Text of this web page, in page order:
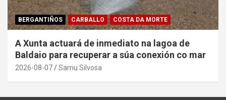
BERGANTIÑOS CARBALLO COSTA DA MORTE
A Xunta actuará de inmediato na lagoa de
Baldaio para recuperar a súa conexión co mar
2026-08-07 Samu Silvosa